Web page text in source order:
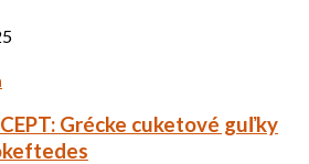
Grécke cuketové guľky